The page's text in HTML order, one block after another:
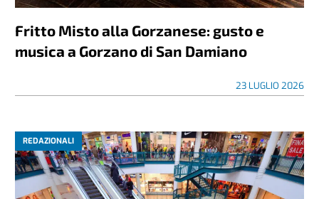
Fritto Misto alla Gorzanese: gusto e
musica a Gorzano di San Damiano
23 LUGLIO 2026
REDAZIONALI